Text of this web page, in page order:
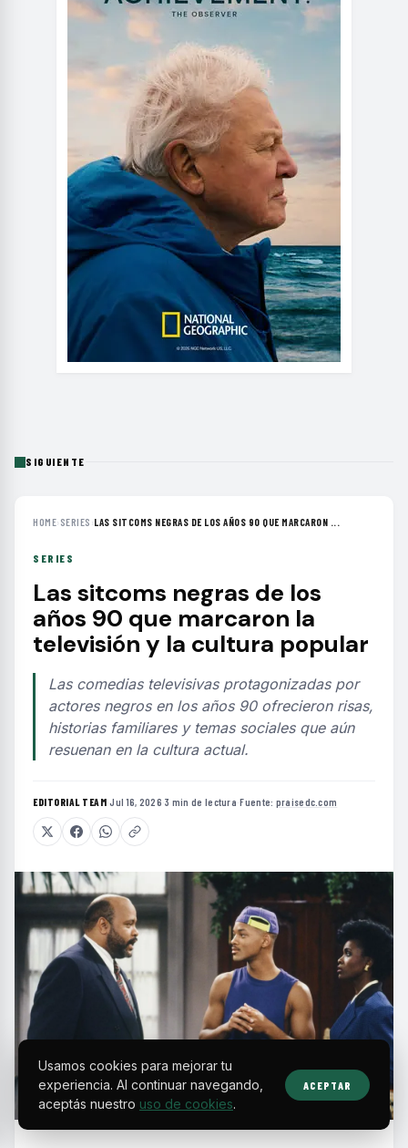
SIGUIENTE
HOME› SERIES ›LAS SITCOMS NEGRAS DE LOS AÑOS 90 QUE MARCARON ...
SERIES
Las sitcoms negras de los
años 90 que marcaron la
televisión y la cultura popular
Las comedias televisivas protagonizadas por
actores negros en los años 90 ofrecieron risas,
historias familiares y temas sociales que aún
resuenan en la cultura actual.
EDITORIAL TEAM·Jul 16, 2026·3 min de lectura·Fuente: praisedc.com
Usamos cookies para mejorar tu
experiencia. Al continuar navegando,
aceptás nuestro uso de cookies.
ACEPTAR